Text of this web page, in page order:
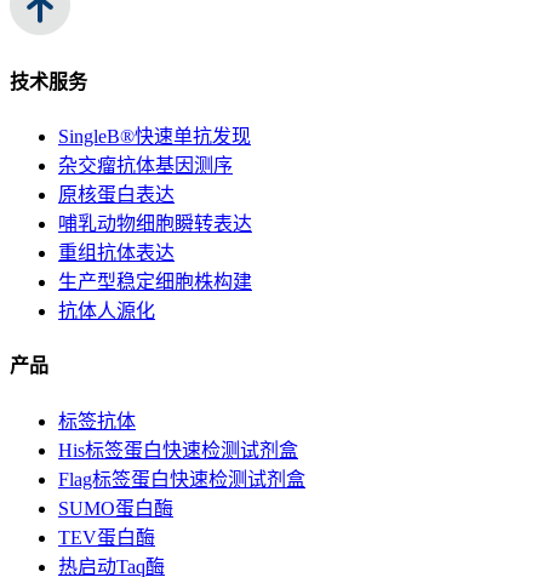
技术服务
SingleB®快速单抗发现
杂交瘤抗体基因测序
原核蛋白表达
哺乳动物细胞瞬转表达
重组抗体表达
生产型稳定细胞株构建
抗体人源化
产品
标签抗体
His标签蛋白快速检测试剂盒
Flag标签蛋白快速检测试剂盒
SUMO蛋白酶
TEV蛋白酶
热启动Taq酶